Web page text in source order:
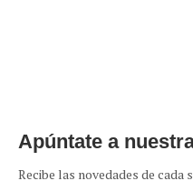
Apúntate a
Recibe las novedades de cada